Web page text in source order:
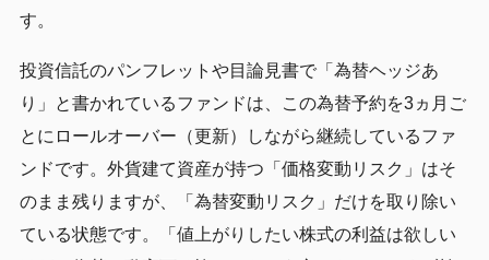
す。
投資信託のパンフレットや目論見書で「為替ヘッジあ
り」と書かれているファンドは、この為替予約を3ヵ月ご
とにロールオーバー（更新）しながら継続しているファ
ンドです。外貨建て資産が持つ「価格変動リスク」はそ
のまま残りますが、「為替変動リスク」だけを取り除い
ている状態です。「値上がりしたい株式の利益は欲しい